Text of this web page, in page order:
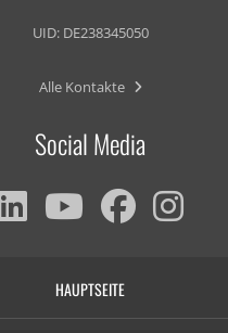
UID: DE238345050
Alle Kontakte
Social Media
HAUPTSEITE